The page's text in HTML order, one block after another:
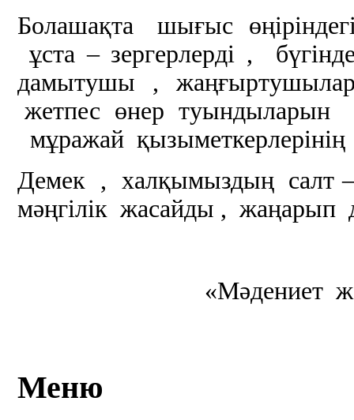
Болашақта шығыс
ұста – зергерлерді ,
дамытушы ,
жетпес өнер
мұражай
Демек , халқымыздың салт –
мәңгілік жасайды , жаңарып
«Мәдениет
Меню